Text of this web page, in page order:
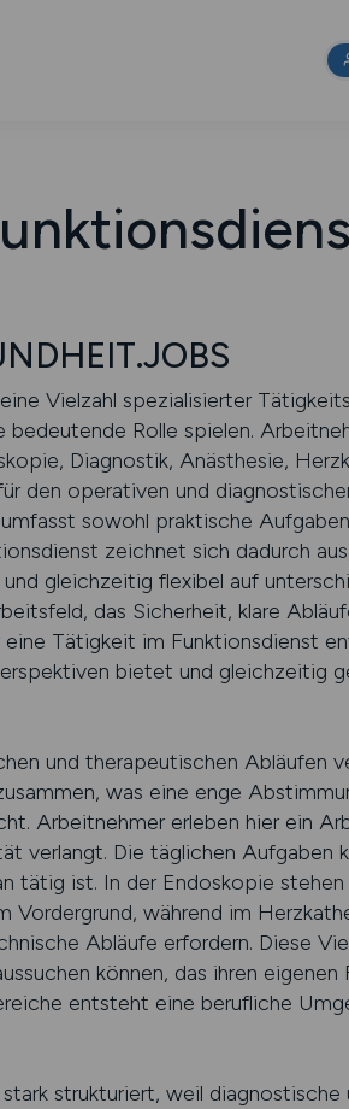
Vielzahl spezialisierter
bedeutende Rolle spielen.
Diagnostik, Anästhesie,
den operativen und
sowohl praktische
zeichnet sich dadurch
gleichzeitig flexibel auf
das Sicherheit, klare
Tätigkeit im Funktionsdienst
bietet und gleichzeitig
und therapeutischen Abläufen
was eine enge
Arbeitnehmer erleben hier ein
verlangt. Die täglichen Aufgaben
tätig ist. In der Endoskopie
Vordergrund, während im
Abläufe erfordern. Diese
können, das ihren
entsteht eine berufliche
strukturiert, weil